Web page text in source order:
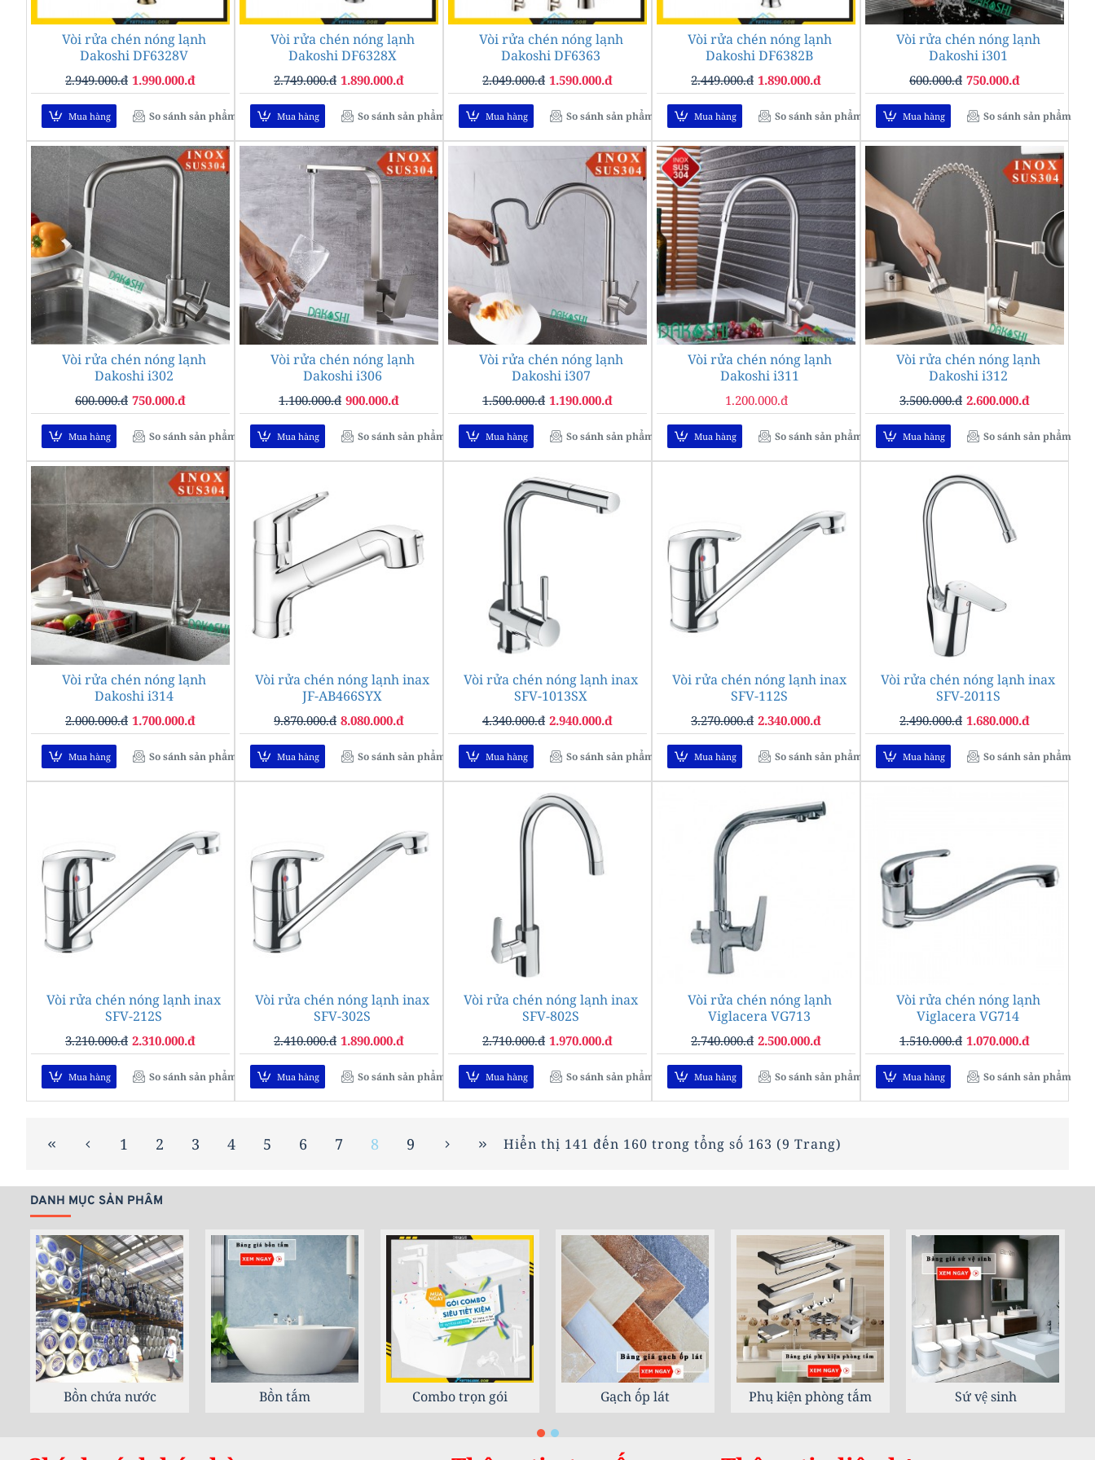
Vòi rửa chén nóng lạnh
Dakoshi DF6328V
1.990.000.đ
2.949.000.đ
Mua hàng So sánh sản phẩm
Vòi rửa chén nóng lạnh
Dakoshi DF6328X
1.890.000.đ
2.749.000.đ
Mua hàng So sánh sản phẩm
Vòi rửa chén nóng lạnh
Dakoshi DF6363
1.590.000.đ
2.049.000.đ
Mua hàng So sánh sản phẩm
Vòi rửa chén nóng lạnh
Dakoshi DF6382B
1.890.000.đ
2.449.000.đ
Mua hàng So sánh sản phẩm
--25%
Vòi rửa chén nóng lạnh
Dakoshi i301
750.000.đ
600.000.đ
Mua hàng So sánh sản phẩm
--25%
Vòi rửa chén nóng lạnh
Dakoshi i302
750.000.đ
600.000.đ
Mua hàng So sánh sản phẩm
-18%
Vòi rửa chén nóng lạnh
Dakoshi i306
900.000.đ
1.100.000.đ
Mua hàng So sánh sản phẩm
-21%
Vòi rửa chén nóng lạnh
Dakoshi i307
1.190.000.đ
1.500.000.đ
Mua hàng So sánh sản phẩm
Vòi rửa chén nóng lạnh
Dakoshi i311
1.200.000.đ
Mua hàng So sánh sản phẩm
-26%
Vòi rửa chén nóng lạnh
Dakoshi i312
2.600.000.đ
3.500.000.đ
Mua hàng So sánh sản phẩm
-15%
Vòi rửa chén nóng lạnh
Dakoshi i314
1.700.000.đ
2.000.000.đ
Mua hàng So sánh sản phẩm
-18%
Vòi rửa chén nóng lạnh inax
JF-AB466SYX
8.080.000.đ
9.870.000.đ
Mua hàng So sánh sản phẩm
Vòi rửa chén nóng lạnh inax
SFV-1013SX
2.940.000.đ
4.340.000.đ
Mua hàng So sánh sản phẩm
-28%
Vòi rửa chén nóng lạnh inax
SFV-112S
2.340.000.đ
3.270.000.đ
Mua hàng So sánh sản phẩm
-33%
Vòi rửa chén nóng lạnh inax
SFV-2011S
1.680.000.đ
2.490.000.đ
Mua hàng So sánh sản phẩm
-28%
Vòi rửa chén nóng lạnh inax
SFV-212S
2.310.000.đ
3.210.000.đ
Mua hàng So sánh sản phẩm
-22%
Vòi rửa chén nóng lạnh inax
SFV-302S
1.890.000.đ
2.410.000.đ
Mua hàng So sánh sản phẩm
-27%
Vòi rửa chén nóng lạnh inax
SFV-802S
1.970.000.đ
2.710.000.đ
Mua hàng So sánh sản phẩm
-9%
Vòi rửa chén nóng lạnh
Viglacera VG713
2.500.000.đ
2.740.000.đ
Mua hàng So sánh sản phẩm
-29%
Vòi rửa chén nóng lạnh
Viglacera VG714
1.070.000.đ
1.510.000.đ
Mua hàng So sánh sản phẩm
1 2 3 4 5 6 7 8 9 Hiển thị 141 đến 160 trong tổng số 163 (9 Trang)
DANH MỤC SẢN PHẨM
Combo trọn gói Gạch ốp lát Phụ kiện phòng tắm Sứ vệ sinh Thiết bị nhà bếp Thiết bị sen vòi